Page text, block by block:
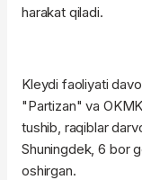
harakat qiladi.
Kleydi faoliyati
"Partizan" va
tushib, raqiblar
Shuningdek, 6 bor
oshirgan.